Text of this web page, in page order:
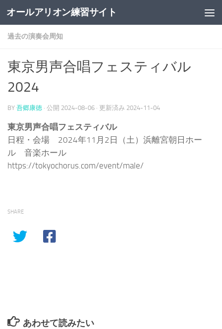
コンテンツの下
オールアリオン練習サイト
過去の演奏会周知
東京男声合唱フェスティバル
2024
BY 吾郷康徳 · 公開 2024-08-06 · 更新済み 2024-11-04
東京男声合唱フェスティバル
日程・会場 2024年11月2日（土）浜離宮朝日ホー
ル 音楽ホール
https://tokyochorus.com/event/male/
SHARE
あわせて読みたい